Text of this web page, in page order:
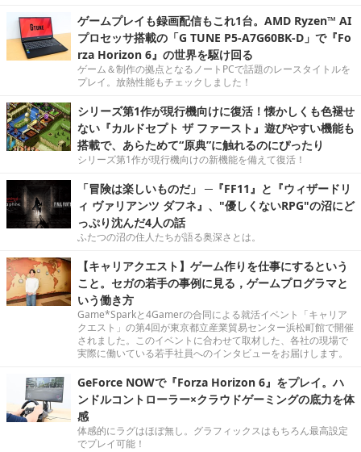
ゲームプレイも録画配信もこれ1台。AMD Ryzen™ AI
プロセッサ搭載の「G TUNE P5-A7G60BK-D」で『Fo
rza Horizon 6』の世界を駆け回る
ゲーム＆制作の拠点となるノートPCで話題のレースタイトルを
プレイ。放熱性能もチェックしました！
シリーズ第1作が現行機向けに復活！懐かしくも色褪せ
ない『カルドセプト ザ ファースト』遊びやすい機能も
搭載で、あらためて“原典”に触れるのにぴったり
シリーズ第1作が現行機向けの新機能を備えて復活！
「冒険は楽しいものだ」 ─『FF11』と『ウィザードリ
ィ ヴァリアンツ ダフネ』、"優しくないRPG"の沼にど
っぷり沈んだ4人の話
ふたつの沼の住人たちが語る奥深さとは。
【キャリアクエスト】ゲーム作りを仕事にするという
こと。セガの若手の事例に見る，ゲームプログラマと
いう働き方
Game*Sparkと4Gamerの合同による就活イベント「キャリア
クエスト」の第4回が東京都立産業貿易センター浜松町館で開催
されました。このイベントに合わせて取材した、各社の現場で
実際に働いている若手社員へのインタビューをお届けします。
GeForce NOWで『Forza Horizon 6』をプレイ。ハ
ンドルコントローラー×クラウドゲーミングの底力を体
感
体感的にラグはほぼ無し。グラフィックスはもちろん最高設定
でプレイ可能！